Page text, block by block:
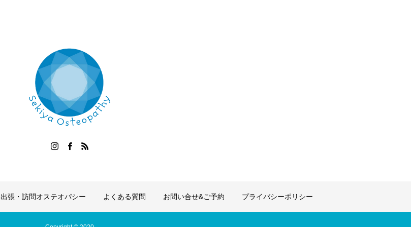
出張・訪問オステオパシー よくある質問 お問い合せ&ご予約 プライバシーポリシー